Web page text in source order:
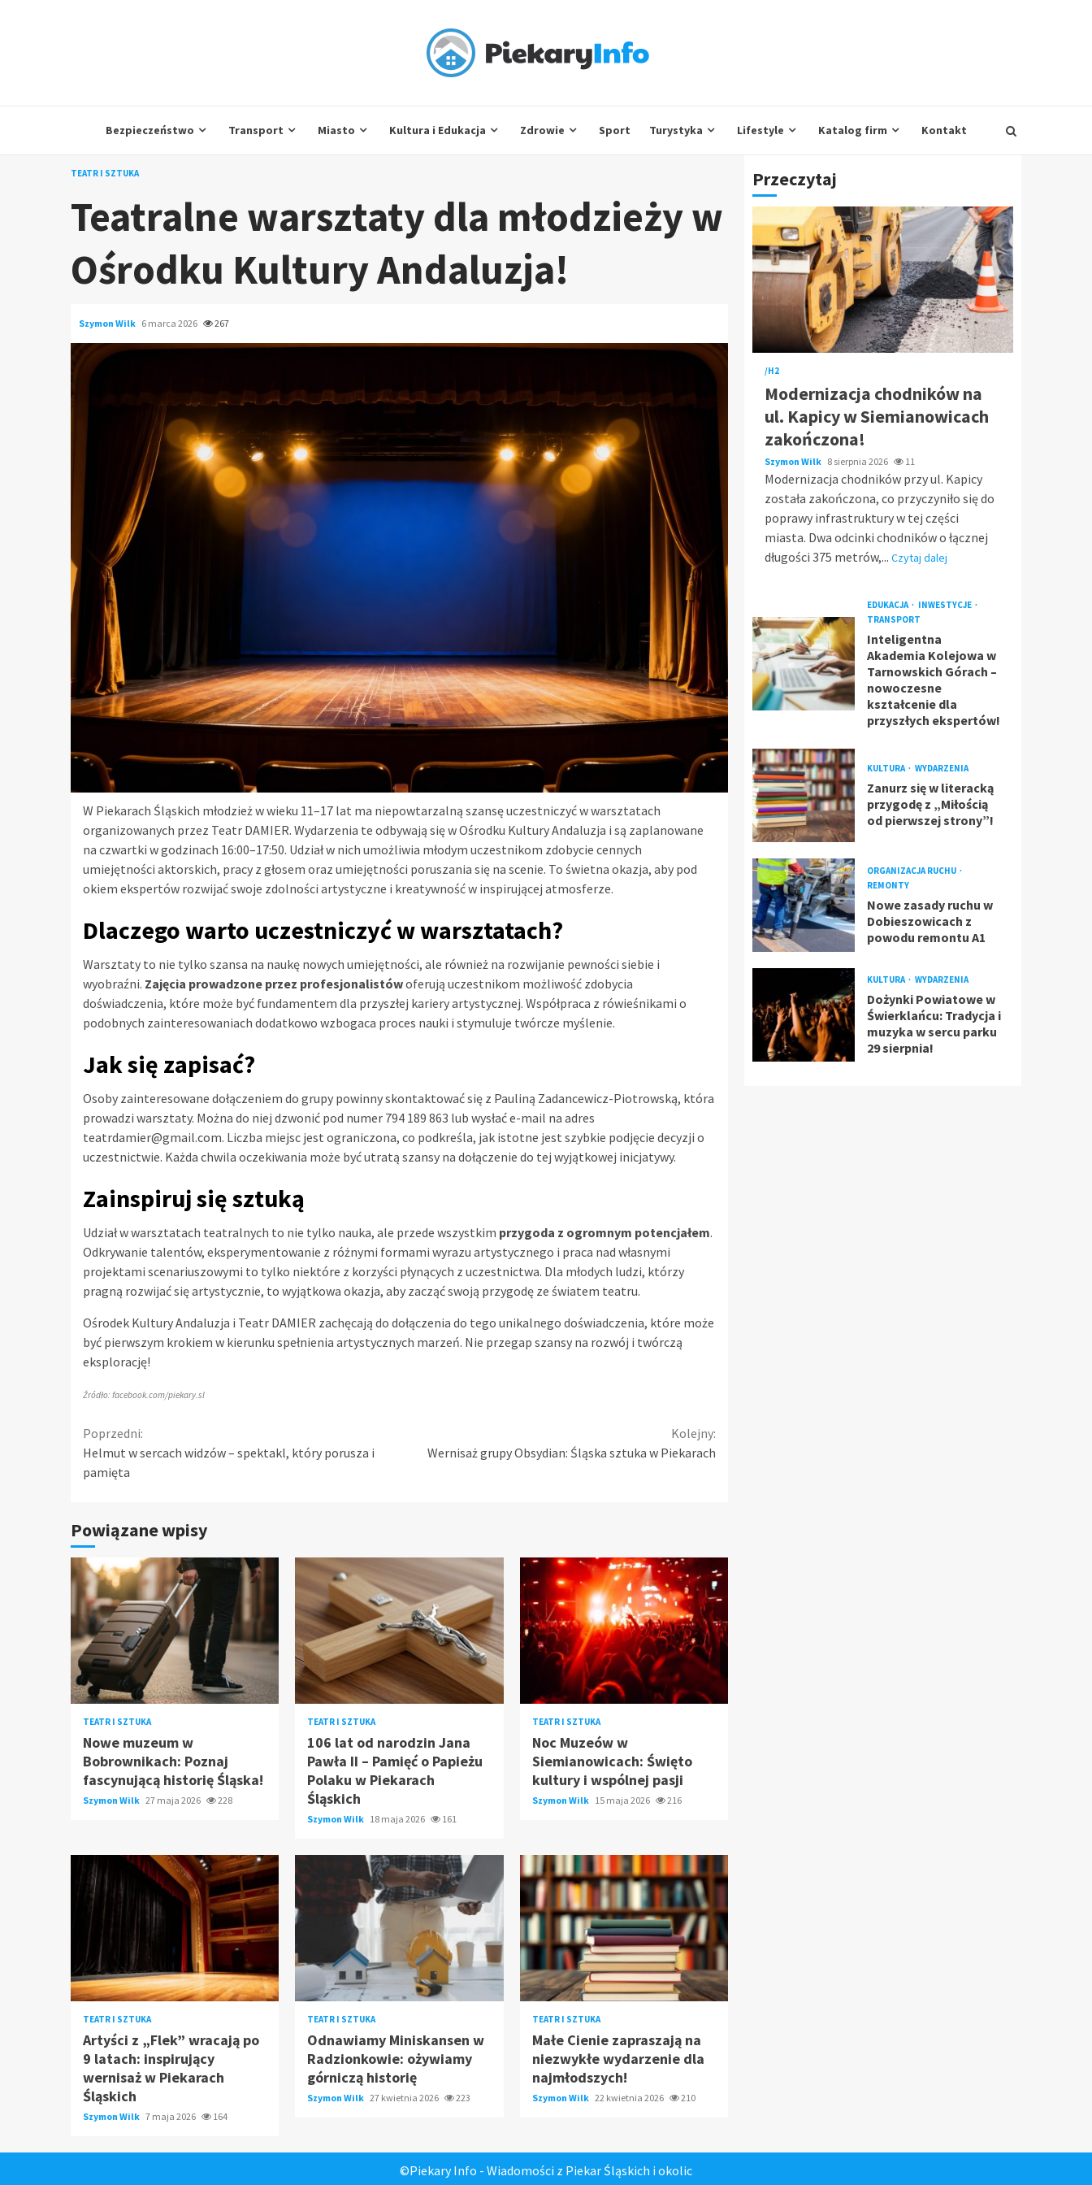
Bezpieczeństwo Transport Miasto Kultura i Edukacja Zdrowie Sport Turystyka Lifestyle Katalog firm Kontakt
TEATR I SZTUKA
Teatralne warsztaty dla młodzieży w
Ośrodku Kultury Andaluzja!
Szymon Wilk 6 marca 2026 267
W Piekarach Śląskich młodzież w wieku 11–17 lat ma niepowtarzalną szansę uczestniczyć w warsztatach
organizowanych przez Teatr DAMIER. Wydarzenia te odbywają się w Ośrodku Kultury Andaluzja i są zaplanowane
na czwartki w godzinach 16:00–17:50. Udział w nich umożliwia młodym uczestnikom zdobycie cennych
umiejętności aktorskich, pracy z głosem oraz umiejętności poruszania się na scenie. To świetna okazja, aby pod
okiem ekspertów rozwijać swoje zdolności artystyczne i kreatywność w inspirującej atmosferze.
Dlaczego warto uczestniczyć w warsztatach?
Warsztaty to nie tylko szansa na naukę nowych umiejętności, ale również na rozwijanie pewności siebie i
wyobraźni. Zajęcia prowadzone przez profesjonalistówoferują uczestnikom możliwość zdobycia
doświadczenia, które może być fundamentem dla przyszłej kariery artystycznej. Współpraca z rówieśnikami o
podobnych zainteresowaniach dodatkowo wzbogaca proces nauki i stymuluje twórcze myślenie.
Jak się zapisać?
Osoby zainteresowane dołączeniem do grupy powinny skontaktować się z Pauliną Zadancewicz-Piotrowską, która
prowadzi warsztaty. Można do niej dzwonić pod numer 794 189 863 lub wysłać e-mail na adres
teatrdamier@gmail.com. Liczba miejsc jest ograniczona, co podkreśla, jak istotne jest szybkie podjęcie decyzji o
uczestnictwie. Każda chwila oczekiwania może być utratą szansy na dołączenie do tej wyjątkowej inicjatywy.
Zainspiruj się sztuką
Udział w warsztatach teatralnych to nie tylko nauka, ale przede wszystkim przygoda z ogromnym potencjałem.
Odkrywanie talentów, eksperymentowanie z różnymi formami wyrazu artystycznego i praca nad własnymi
projektami scenariuszowymi to tylko niektóre z korzyści płynących z uczestnictwa. Dla młodych ludzi, którzy
pragną rozwijać się artystycznie, to wyjątkowa okazja, aby zacząć swoją przygodę ze światem teatru.
Ośrodek Kultury Andaluzja i Teatr DAMIER zachęcają do dołączenia do tego unikalnego doświadczenia, które może
być pierwszym krokiem w kierunku spełnienia artystycznych marzeń. Nie przegap szansy na rozwój i twórczą
eksplorację!
Źródło: facebook.com/piekary.sl
Continue
Reading
Poprzedni:
Helmut w sercach widzów – spektakl, który porusza i
pamięta
Kolejny:
Wernisaż grupy Obsydian: Śląska sztuka w Piekarach
Powiązane wpisy
TEATR I SZTUKA
Nowe muzeum w
Bobrownikach: Poznaj
fascynującą historię Śląska!
Szymon Wilk 27 maja 2026 228
TEATR I SZTUKA
106 lat od narodzin Jana
Pawła II – Pamięć o Papieżu
Polaku w Piekarach
Śląskich
Szymon Wilk 18 maja 2026 161
TEATR I SZTUKA
Noc Muzeów w
Siemianowicach: Święto
kultury i wspólnej pasji
Szymon Wilk 15 maja 2026 216
TEATR I SZTUKA
Artyści z „Flek” wracają po
9 latach: inspirujący
wernisaż w Piekarach
Śląskich
Szymon Wilk 7 maja 2026 164
TEATR I SZTUKA
Odnawiamy Miniskansen w
Radzionkowie: ożywiamy
górniczą historię
Szymon Wilk 27 kwietnia 2026 223
TEATR I SZTUKA
Małe Cienie zapraszają na
niezwykłe wydarzenie dla
najmłodszych!
Szymon Wilk 22 kwietnia 2026 210
Przeczytaj
/H2
Modernizacja chodników na
ul. Kapicy w Siemianowicach
zakończona!
Szymon Wilk 8 sierpnia 2026 11
Modernizacja chodników przy ul. Kapicy
została zakończona, co przyczyniło się do
poprawy infrastruktury w tej części
miasta. Dwa odcinki chodników o łącznej
długości 375 metrów,... Czytaj dalej
EDUKACJA
INWESTYCJE
TRANSPORT
Inteligentna
Akademia Kolejowa w
Tarnowskich Górach –
nowoczesne
kształcenie dla
przyszłych ekspertów!
KULTURA WYDARZENIA
Zanurz się w literacką
przygodę z „Miłością
od pierwszej strony”!
ORGANIZACJA RUCHU
REMONTY
Nowe zasady ruchu w
Dobieszowicach z
powodu remontu A1
KULTURA WYDARZENIA
Dożynki Powiatowe w
Świerklańcu: Tradycja i
muzyka w sercu parku
29 sierpnia!
©Piekary Info - Wiadomości z Piekar Śląskich i okolic